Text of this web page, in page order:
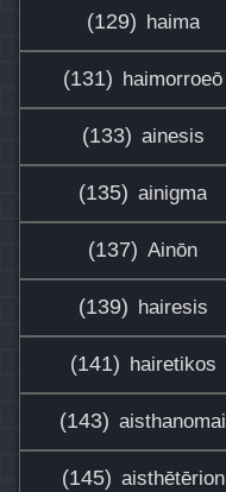
(129) haima
(131) haimorroeō
(133) ainesis
(135) ainigma
(137) Ainōn
(139) hairesis
(141) hairetikos
(143) aisthanomai
(145) aisthētērion